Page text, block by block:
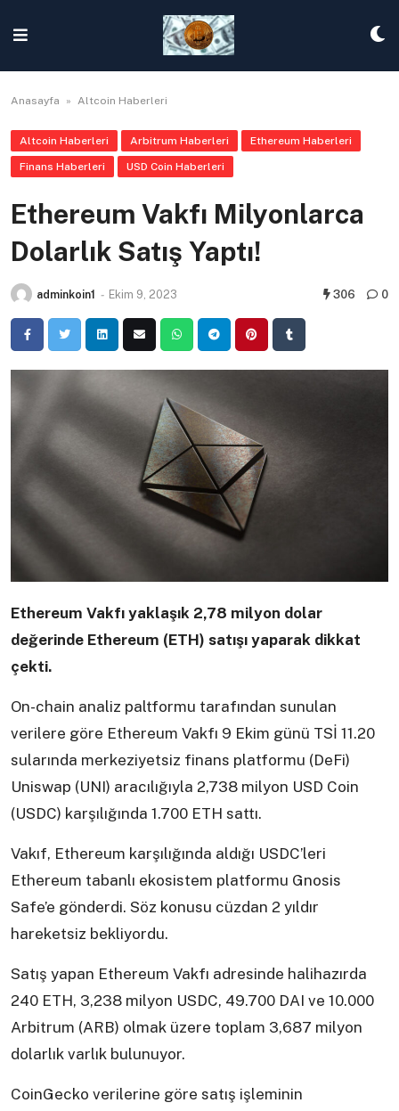
content
Anasayfa » Altcoin Haberleri
Altcoin Haberleri Arbitrum Haberleri Ethereum Haberleri
Finans Haberleri USD Coin Haberleri
Ethereum Vakfı Milyonlarca
Dolarlık Satış Yaptı!
adminkoin1 - Ekim 9, 2023 306 0
Ethereum Vakfı yaklaşık 2,78 milyon dolar
değerinde Ethereum (ETH) satışı yaparak dikkat
çekti.
On-chain analiz paltformu tarafından sunulan
verilere göre Ethereum Vakfı 9 Ekim günü TSİ 11.20
sularında merkeziyetsiz finans platformu (DeFi)
Uniswap (UNI) aracılığıyla 2,738 milyon USD Coin
(USDC) karşılığında 1.700 ETH sattı.
Vakıf, Ethereum karşılığında aldığı USDC’leri
Ethereum tabanlı ekosistem platformu Gnosis
Safe’e gönderdi. Söz konusu cüzdan 2 yıldır
hareketsiz bekliyordu.
Satış yapan Ethereum Vakfı adresinde halihazırda
240 ETH, 3,238 milyon USDC, 49.700 DAI ve 10.000
Arbitrum (ARB) olmak üzere toplam 3,687 milyon
dolarlık varlık bulunuyor.
CoinGecko verilerine göre satış işleminin